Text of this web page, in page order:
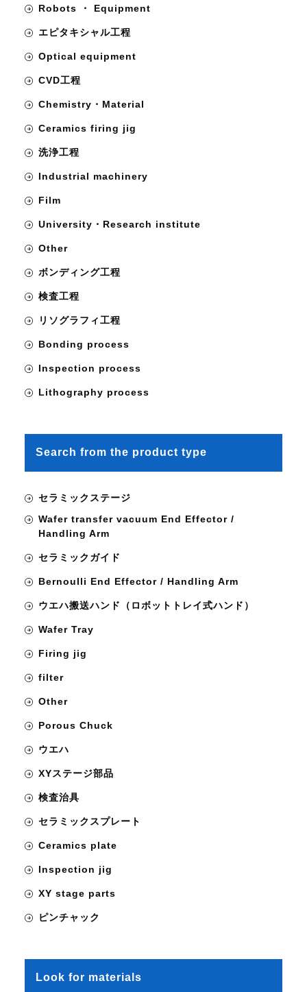
Robots ・ Equipment
エピタキシャル工程
Optical equipment
CVD工程
Chemistry・Material
Ceramics firing jig
洗浄工程
Industrial machinery
Film
University・Research institute
Other
ボンディング工程
検査工程
リソグラフィ工程
Bonding process
Inspection process
Lithography process
Search from the product type
セラミックステージ
Wafer transfer vacuum End Effector /
Handling Arm
セラミックガイド
Bernoulli End Effector / Handling Arm
ウエハ搬送ハンド（ロボットトレイ式ハンド）
Wafer Tray
Firing jig
filter
Other
Porous Chuck
ウエハ
XYステージ部品
検査治具
セラミックスプレート
Ceramics plate
Inspection jig
XY stage parts
ピンチャック
Look for materials